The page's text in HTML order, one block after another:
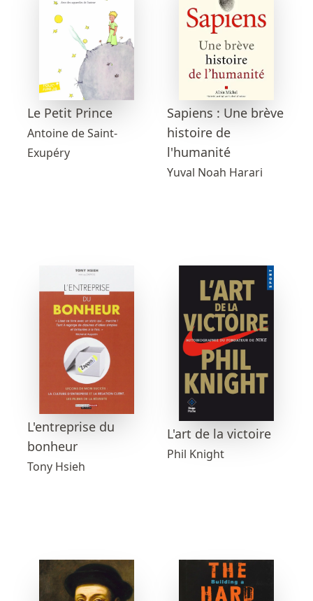
Le Petit Prince
Antoine de Saint-
Exupéry
Sapiens : Une brève
histoire de
l'humanité
Yuval Noah Harari
L'entreprise du
bonheur
Tony Hsieh
L'art de la victoire
Phil Knight